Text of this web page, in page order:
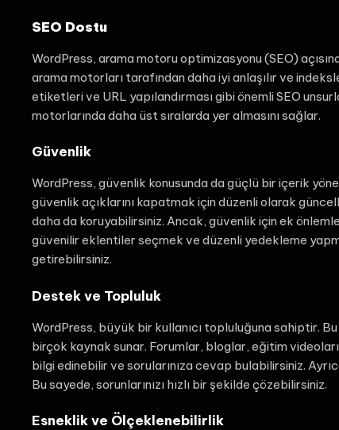
SEO Dostu
WordPress, arama motoru optimizasyonu (SEO)
arama motorları tarafından daha iyi anlaşılır ve
etiketleri ve URL yapılandırması gibi önemli SEO
motorlarında daha üst sıralarda yer almasını sağlar.
Güvenlik
WordPress, güvenlik konusunda da güçlü bir içerik
güvenlik açıklarını kapatmak için düzenli olarak
daha da koruyabilirsiniz. Ancak, güvenlik için ek
güvenilir eklentiler seçmek ve düzenli yedekleme
getirebilirsiniz.
Destek ve Topluluk
WordPress, büyük bir kullanıcı topluluğuna sahiptir.
birçok kaynak sunar. Forumlar, bloglar, eğitim
bilgi edinebilir ve sorularınıza cevap bulabilirsiniz.
Bu sayede, sorunlarınızı hızlı bir şekilde çözebilirsiniz.
Esneklik ve Ölçeklenebilirlik